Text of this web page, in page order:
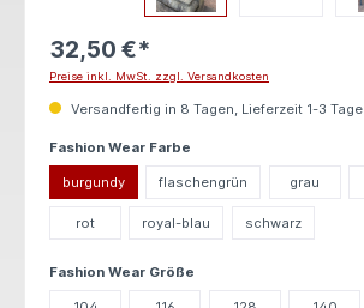
32,50 €*
Preise inkl. MwSt. zzgl. Versandkosten
Versandfertig in 8 Tagen, Lieferzeit 1-3 Tage
Fashion Wear Farbe
burgundy flaschengrün grau
rot royal-blau schwarz
Fashion Wear Größe